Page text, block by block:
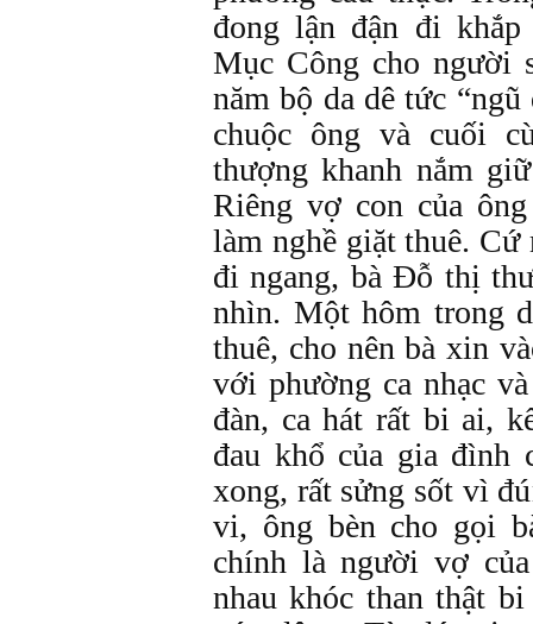
đong lận đận đi
Mục Công cho người
năm bộ da dê tức
chuộc ông và cuối
thượng khanh nắm
Riêng vợ con của
làm nghề giặt thuê.
đi ngang, bà Đỗ thị
nhìn. Một hôm trong
thuê, cho nên bà xin
với phường ca nhạc
đàn, ca hát rất bi ai,
đau khổ của gia đình
xong, rất sửng sốt vì
vi, ông bèn cho gọi
chính là người vợ
nhau khóc than thật